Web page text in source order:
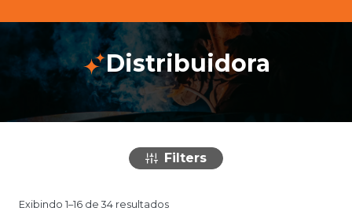
Distribuidora
Filters
Exibindo 1–16 de 34 resultados